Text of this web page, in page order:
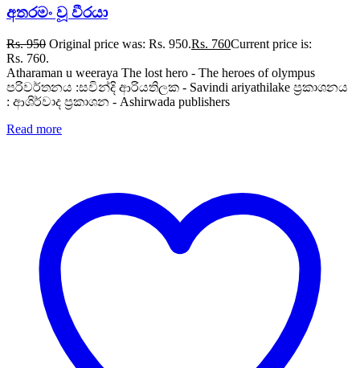
අතරමං වූ වීරයා
Rs.950 Original price was: Rs. 950.Rs. 760Current price is:
Rs. 760.
Atharaman u weeraya The lost hero - The heroes of olympus
පරිවර්තනය :සවින්දි ආරියතිලක - Savindi ariyathilake ප්‍රකාශනය
: ආශිර්වාද ප්‍රකාශන - Ashirwada publishers
Read more